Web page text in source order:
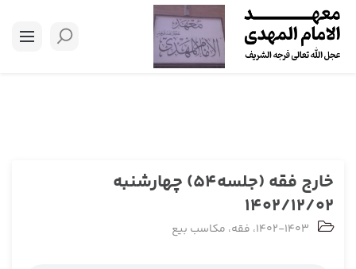
خارج فقه (جلسه54) چهارشنبه
1402/12/02
1402-1403، فقه، مکاسب بیع